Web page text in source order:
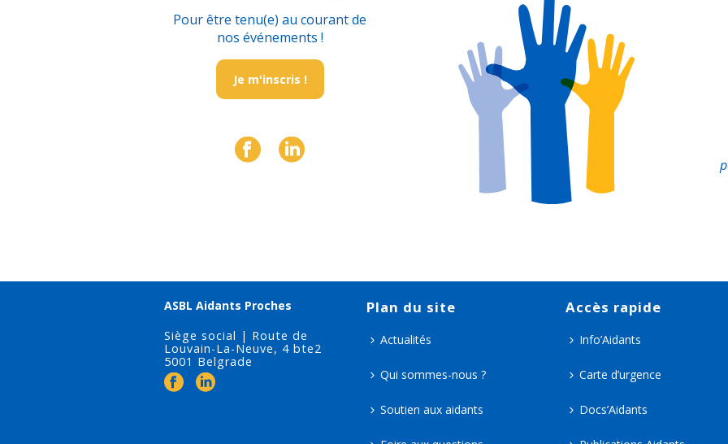
Pour être tenu(e) au courant de
nos événements !
Je m'inscris !
ASBL Aidants Proches
Siège social | Route de
Louvain-La-Neuve, 4 bte2
5001 Belgrade
Plan du site
Actualités
Qui sommes-nous ?
Soutien aux aidants
Accès rapide
Info’Aidants
Carte d’urgence
Docs’Aidants